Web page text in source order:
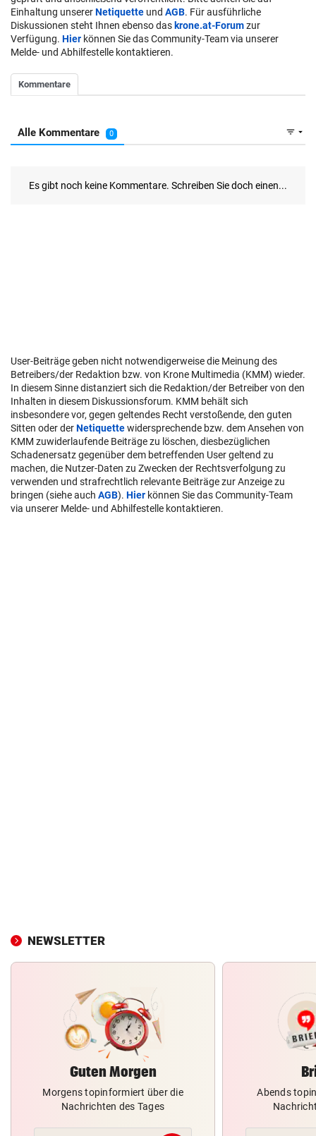
Einhaltung unsererNetiquette und AGB. Für ausführliche
Diskussionen steht Ihnen ebenso das krone.at-Forumzur
Verfügung. Hier können Sie das Community-Team via unserer
Melde- und Abhilfestelle kontaktieren.
User-Beiträge geben nicht notwendigerweise die Meinung des
Betreibers/der Redaktion bzw. von Krone Multimedia (KMM) wieder.
In diesem Sinne distanziert sich die Redaktion/der Betreiber von den
Inhalten in diesem Diskussionsforum. KMM behält sich
insbesondere vor, gegen geltendes Recht verstoßende, den guten
Sitten oder derNetiquettewidersprechende bzw. dem Ansehen von
KMM zuwiderlaufende Beiträge zu löschen, diesbezüglichen
Schadenersatz gegenüber dem betreffenden User geltend zu
machen, die Nutzer-Daten zu Zwecken der Rechtsverfolgung zu
verwenden und strafrechtlich relevante Beiträge zur Anzeige zu
bringen (siehe auch AGB). Hier können Sie das Community-Team
via unserer Melde- und Abhilfestelle kontaktieren.
NEWSLETTER
Guten Morgen
Morgens topinformiert über die
Nachrichten des Tages
Abends